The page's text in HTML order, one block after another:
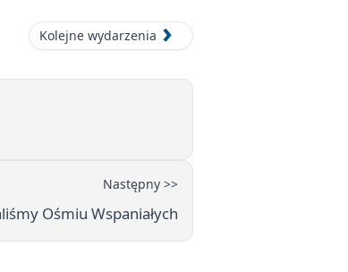
Kolejne wydarzenia
Następny >>
Ośmiu Wspaniałych